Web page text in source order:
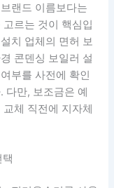
랜드 이름보다는
르는 것이 핵심입
치 업체의 면허 보
콘덴싱 보일러 설
부를 사전에 확인
다만, 보조금은 예
체 직전에 지자체